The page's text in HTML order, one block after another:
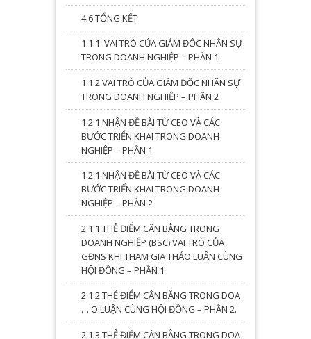
4.6 TỔNG KẾT
1.1.1. VAI TRÒ CỦA GIÁM ĐỐC NHÂN SỰ
TRONG DOANH NGHIỆP – PHẦN 1
1.1.2 VAI TRÒ CỦA GIÁM ĐỐC NHÂN SỰ
TRONG DOANH NGHIỆP – PHẦN 2
1.2.1 NHẬN ĐỀ BÀI TỪ CEO VÀ CÁC
BƯỚC TRIỂN KHAI TRONG DOANH
NGHIỆP – PHẦN 1
1.2.1 NHẬN ĐỀ BÀI TỪ CEO VÀ CÁC
BƯỚC TRIỂN KHAI TRONG DOANH
NGHIỆP – PHẦN 2
2.1.1 THẺ ĐIỂM CÂN BẰNG TRONG
DOANH NGHIỆP (BSC) VAI TRÒ CỦA
GĐNS KHI THAM GIA THẢO LUẬN CÙNG
HỘI ĐỒNG – PHẦN 1
2.1.2 THẺ ĐIỂM CÂN BẰNG TRONG DOA
… O LUẬN CÙNG HỘI ĐỒNG – PHẦN 2.
2.1.3 THẺ ĐIỂM CÂN BẰNG TRONG DOA